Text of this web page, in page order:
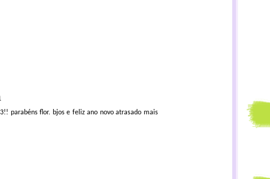
parabéns flor. bjos e feliz ano novo atrasado mais